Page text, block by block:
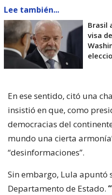
Lee también...
Brasil
visa
En ese sentido, citó una
insistió en que, como
democracias del
mundo una cierta
“desinformaciones”.
Sin embargo, Lula apuntó
Departamento de Estado.